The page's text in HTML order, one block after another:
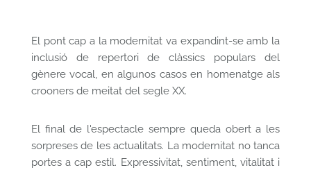
El pont cap a la modernitat va expandint-se amb la
inclusió de repertori de clàssics populars del
gènere vocal, en algunos casos en homenatge als
crooners de meitat del segle XX.
El final de l'espectacle sempre queda obert a les
sorpreses de les actualitats. La modernitat no tanca
portes a cap estil. Expressivitat, sentiment, vitalitat i